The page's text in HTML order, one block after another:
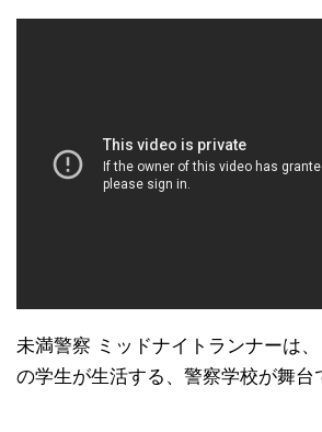
未満警察 ミッドナイトランナーは
の学生が生活する、警察学校が舞台